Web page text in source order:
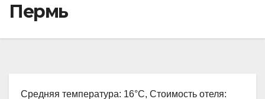
Пермь
Средняя температура: 16°C, Стоимость отеля: